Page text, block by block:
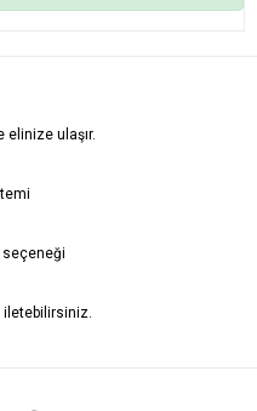
elinize ulaşır.
seçeneği
iletebilirsiniz.